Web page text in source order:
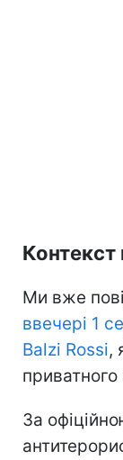
Контекст
Ми вже
ввечері 1
Balzi Rossi,
приватного
За